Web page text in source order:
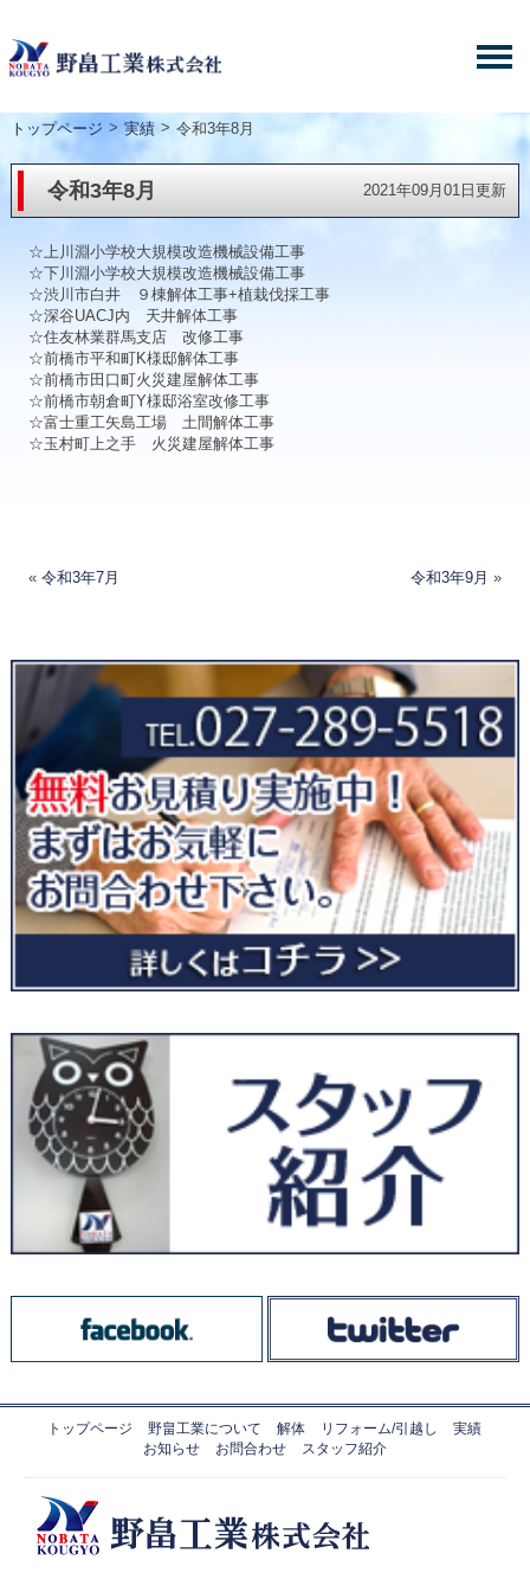
トップページ > 実績 > 令和3年8月
令和3年8月 2021年09月01日更新
☆上川淵小学校大規模改造機械設備工事
☆下川淵小学校大規模改造機械設備工事
☆渋川市白井 ９棟解体工事+植栽伐採工事
☆深谷UACJ内 天井解体工事
☆住友林業群馬支店 改修工事
☆前橋市平和町K様邸解体工事
☆前橋市田口町火災建屋解体工事
☆前橋市朝倉町Y様邸浴室改修工事
☆富士重工矢島工場 土間解体工事
☆玉村町上之手 火災建屋解体工事
« 令和3年7月 令和3年9月 »
トップページ 野畠工業について 解体 リフォーム/引越し
実績
お知らせ
お問合わせ スタッフ紹介